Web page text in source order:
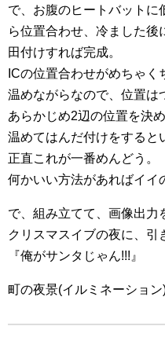
で、お腹のヒートバットに
ら位置合わせ、冷ました
田付けすれば完成。
ICの位置合わせがめちゃく
温めながらなので、位置は
あらかじめ2辺の位置を決
温めてはんだ付けをすると
正直これが一番めんどう。
何かいい方法があればイイ
で、組み立てて、画像出力
クリスマスイブの夜に、引
『俺がサンタじゃん!!!』
町の夜景(イルミネーション